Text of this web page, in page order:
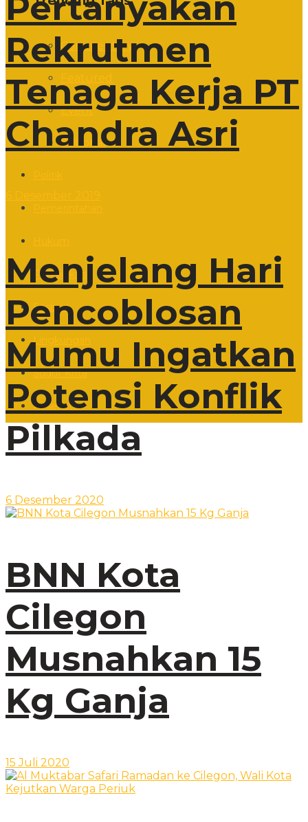
Commentary
Event
Editorial
Pendidikan
Sosbud
Lingkungan
Sudut Kota
Kesehatan
Rekrutmen
Tenaga Kerja PT
Chandra Asri
Menjelang Hari
Pencoblosan
Mumu Ingatkan
Potensi Konflik
Pilkada
6 Desember 2020
BNN Kota
Cilegon
Musnahkan 15
Kg Ganja
15 Juli 2020